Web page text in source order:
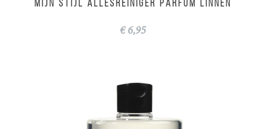
MIJN STIJL Allesreiniger parfum Linnen
€ 6,95